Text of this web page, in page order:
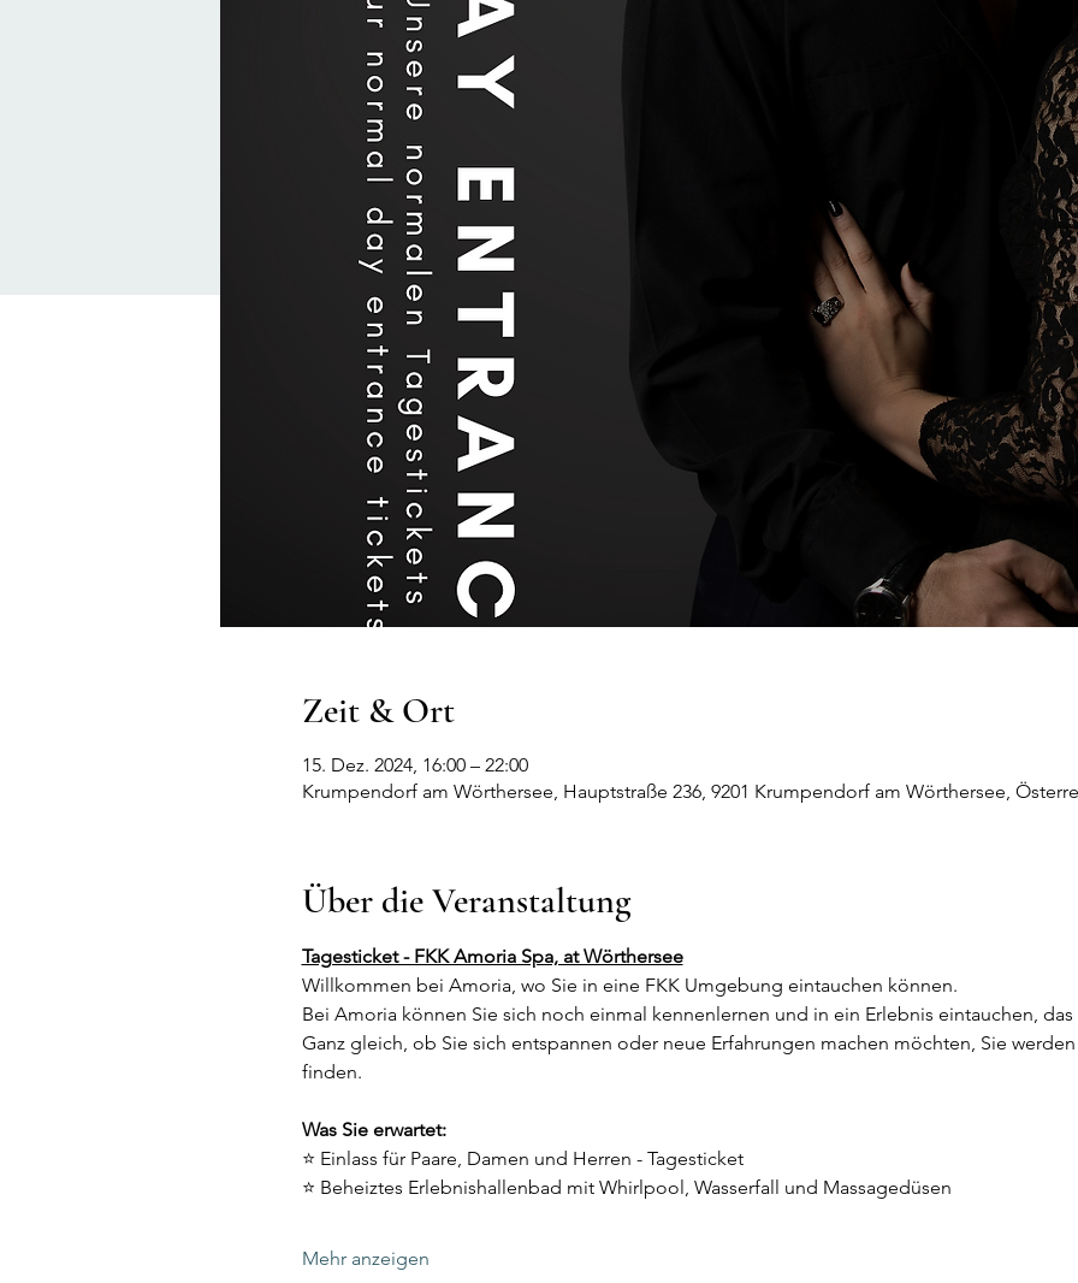
Zeit & Ort
15. Dez. 2024, 16:00 – 22:00
Krumpendorf am Wörthersee, Hauptstraße 236, 9201 Krumpendorf am Wörthersee,
Über die Veranstaltung
Tagesticket - FKK Amoria Spa, at Wörthersee
Willkommen bei Amoria, wo Sie in eine FKK Umgebung eintauchen können.
Bei Amoria können Sie sich noch einmal kennenlernen und in ein Erlebnis eintauchen,
Ganz gleich, ob Sie sich entspannen oder neue Erfahrungen machen möchten, Sie
finden.
Was Sie erwartet:
⭐ Einlass für Paare, Damen und Herren - Tagesticket
⭐ Beheiztes Erlebnishallenbad mit Whirlpool, Wasserfall und Massagedüsen
Mehr anzeigen